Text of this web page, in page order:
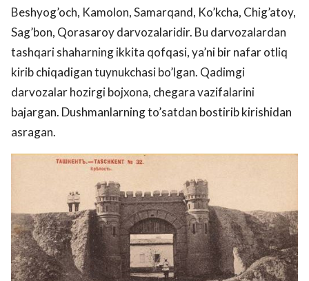
Beshyog’och, Kamolon, Samarqand, Ko’kcha, Chig’atoy,
Sag’bon, Qorasaroy darvozalaridir. Bu darvozalardan
tashqari shaharning ikkita qofqasi, ya’ni bir nafar otliq
kirib chiqadigan tuynukchasi bo’lgan. Qadimgi
darvozalar hozirgi bojxona, chegara vazifalarini
bajargan. Dushmanlarning to’satdan bostirib kirishidan
asragan.